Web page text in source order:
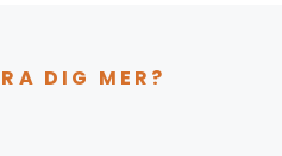
DIG MER?